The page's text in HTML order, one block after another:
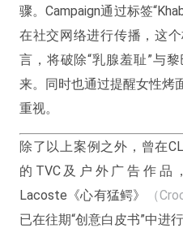
骤。Campaign通过标签
在社交网络进行传播，这
言，将破除“乳腺羞耻”与
来。同时也通过提醒女性烤
重视。
除了以上案例之外，曾在
的TVC及户外广告作品
Lacoste《心有猛鳄》
（
已在往期“创意白皮书”中进